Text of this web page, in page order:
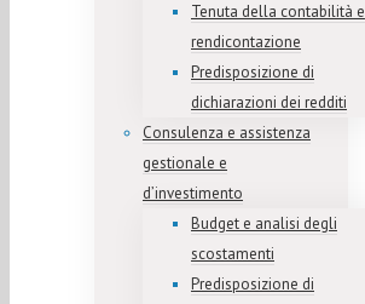
Tenuta della contabilità e
rendicontazione
Predisposizione di
dichiarazioni dei redditi
Consulenza e assistenza
gestionale e
d’investimento
Budget e analisi degli
scostamenti
Predisposizione di